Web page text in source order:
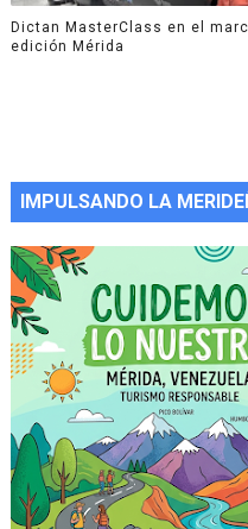
Dictan MasterClass en el
edición Mérida
IMPULSANDO LA